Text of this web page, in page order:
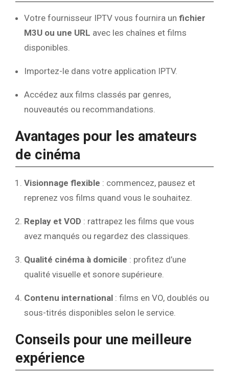
Votre fournisseur IPTV vous fournira un fichier
M3U ou une URL avec les chaînes et films
disponibles.
Importez-le dans votre application IPTV.
Accédez aux films classés par genres,
nouveautés ou recommandations.
Avantages pour les amateurs
de cinéma
Visionnage flexible : commencez, pausez et
reprenez vos films quand vous le souhaitez.
Replay et VOD : rattrapez les films que vous
avez manqués ou regardez des classiques.
Qualité cinéma à domicile : profitez d’une
qualité visuelle et sonore supérieure.
Contenu international : films en VO, doublés ou
sous-titrés disponibles selon le service.
Conseils pour une meilleure
expérience